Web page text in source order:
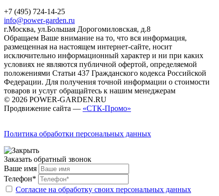
+7 (495) 724-14-25
info@power-garden.ru
г.Москва, ул.Большая Дорогомиловская, д.8
Обращаем Ваше внимание на то, что вся информация,
размещенная на настоящем интернет-сайте, носит
исключительно информационный характер и ни при каких
условиях не являются публичной офертой, определяемой
положениями Статьи 437 Гражданского кодекса Российской
Федерации. Для получения точной информации о стоимости
товаров и услуг обращайтесь к нашим менеджерам
© 2026 POWER-GARDEN.RU
Продвижение сайта — «СТК-Промо»
Политика обработки персональных данных
Заказать обратный звонок
Ваше имя
Телефон*
Согласие на обработку своих персональных данных